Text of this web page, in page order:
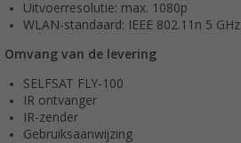
Uitvoerresolutie: max. 1080p
WLAN-standaard: IEEE 802.11n 5 GHz
Omvang van de levering
SELFSAT FLY-100
IR ontvanger
IR-zender
Gebruiksaanwijzing